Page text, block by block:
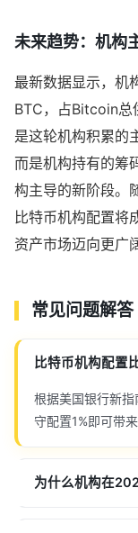
未来趋势：机构
最新数据显示，机
BTC，占Bitcoin总
是这轮机构积累的
而是机构持有的筹
构主导的新阶段。
比特币机构配置将
资产市场迈向更广
常见问题解答
比特币机构配置
根据美国银行新
守配置1%即可带
为什么机构在